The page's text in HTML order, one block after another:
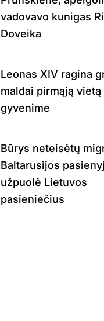
vadovavo kunigas
Doveika
Leonas XIV ragina
maldai pirmąją vietą
gyvenime
Būrys neteisėtų
Baltarusijos
užpuolė Lietuvos
pasieniečius